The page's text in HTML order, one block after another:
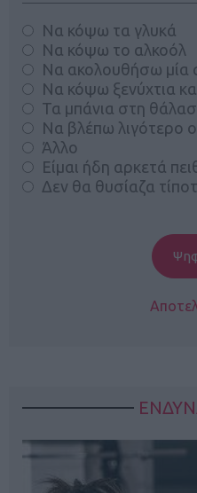
Να κόψω τα γλυκά
Να κόψω το αλκοόλ
Να ακολουθήσω μία
Να κόψω ξενύχτια
Τα μπάνια στη
Να βλέπω λιγότερο
Άλλο
Είμαι ήδη αρκετά
Δεν θα θυσίαζα